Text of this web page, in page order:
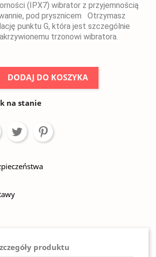
(IPX7) wibrator z przyjemnością
pod prysznicem
Otrzymasz
punktu G, która jest szczególnie
trzonowi wibratora.
DODAJ DO KOSZYKA
na stanie
produktu